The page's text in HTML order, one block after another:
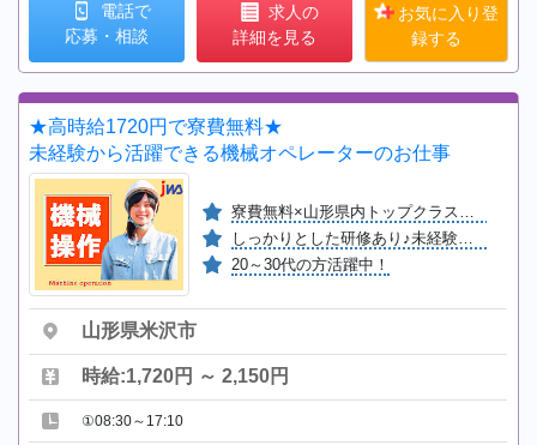
電話で
応募・相談
求人の
詳細を見る
お気に入り登
録する
★高時給1720円で寮費無料★
未経験から活躍できる機械オペレーターのお仕事
しっかりとした研修あり♪未経験者歓迎！
20～30代の方活躍中！
山形県米沢市
時給:1,720円 ～ 2,150円
①08:30～17:10